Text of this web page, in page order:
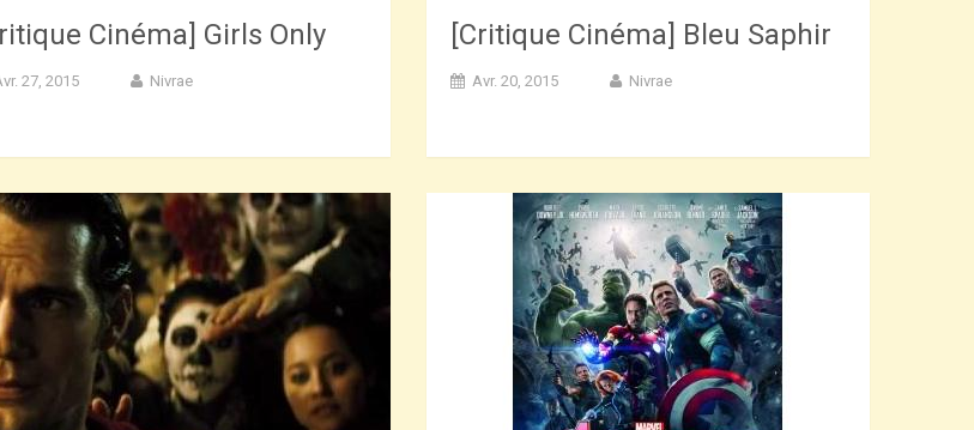
Cinéma] Girls Only
27, 2015 Nivrae
[Critique Cinéma] Bleu Saphir
Avr. 20, 2015 Nivrae